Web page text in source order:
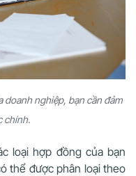
doanh nghiệp, bạn cần đảm
chính.
loại hợp đồng của bạn
thể được phân loại theo